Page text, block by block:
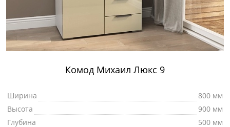
Комод Михаил Люкс 9
Ширина
800 мм
Высота
900 мм
Глубина
500 мм